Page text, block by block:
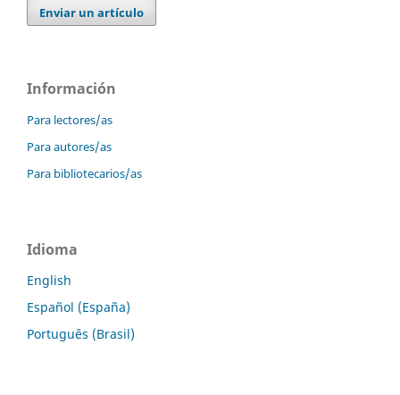
Enviar un artículo
Información
Para lectores/as
Para autores/as
Para bibliotecarios/as
Idioma
English
Español (España)
Português (Brasil)